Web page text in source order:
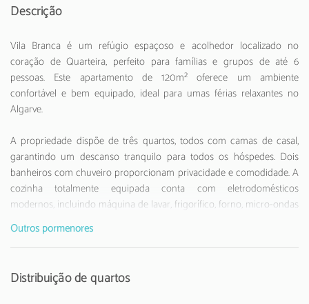
Descrição
Vila Branca é um refúgio espaçoso e acolhedor localizado no
coração de Quarteira, perfeito para famílias e grupos de até 6
pessoas. Este apartamento de 120m² oferece um ambiente
confortável e bem equipado, ideal para umas férias relaxantes no
Algarve.
A propriedade dispõe de três quartos, todos com camas de casal,
garantindo um descanso tranquilo para todos os hóspedes. Dois
banheiros com chuveiro proporcionam privacidade e comodidade. A
cozinha totalmente equipada conta com eletrodomésticos
modernos, incluindo máquina de lavar, frigorífico, forno, micro-ondas
e máquina de café, permitindo que prepare refeições deliciosas
durante a sua estadia.
oferece uma excelente localização. O centro da cidade está a 850
Outros pormenores
Distribuição de quartos